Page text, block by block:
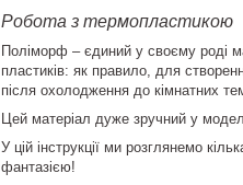
Робота з термопластикою
Поліморф – єдиний у своєму роді
пластиків: як правило, для
після охолодження до кімнатних
Цей матеріал дуже зручний у
У цій інструкції ми розглянемо
фантазією!